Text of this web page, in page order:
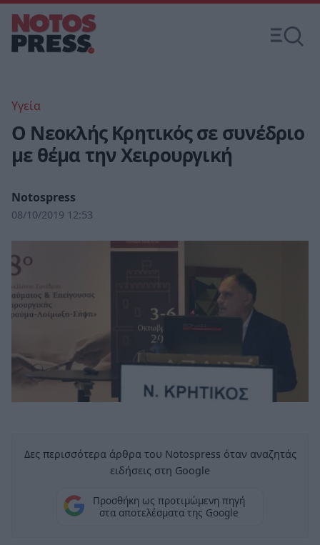
Υγεία
Ο Νεοκλής Κρητικός σε συνέδριο
με θέμα την Χειρουργική
Notospress
08/10/2019 12:53
Δες περισσότερα άρθρα του Notospress όταν αναζητάς
ειδήσεις στη Google
Προσθήκη ως προτιμώμενη πηγή
στα αποτελέσματα της Google